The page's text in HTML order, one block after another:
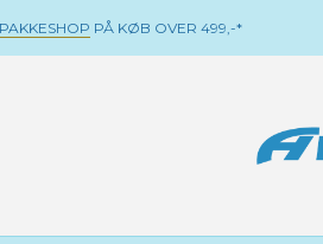
PÅ KØB OVER 499,-*